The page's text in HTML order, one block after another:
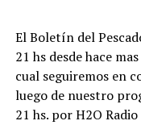
El Boletín del
21 hs desde hace
cual seguiremos en
luego de nuestro
21 hs. por H2O